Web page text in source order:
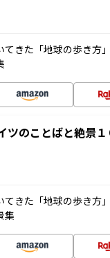
てきた「地球の歩き方
ツのことばと絶景１
てきた「地球の歩き方
集